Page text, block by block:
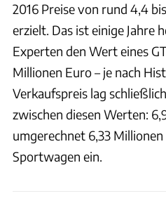
2016 Preise von rund 4,4
erzielt. Das ist einige Jahre
Experten den Wert eines
Millionen Euro – je nach
Verkaufspreis lag
zwischen diesen Werten:
umgerechnet 6,33
Sportwagen ein.